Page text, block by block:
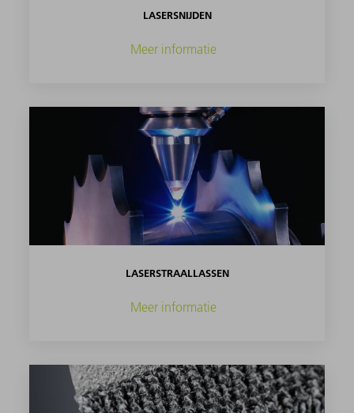
LASERSNIJDEN
Meer informatie
LASERSTRAALLASSEN
Meer informatie